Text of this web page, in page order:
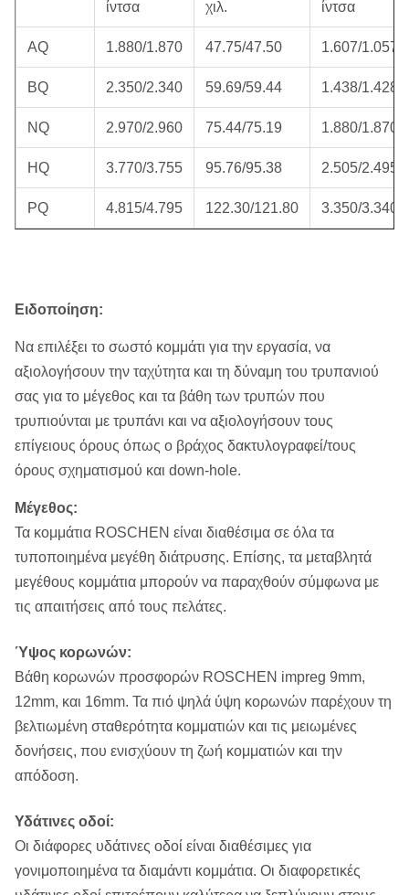
ίντσα χιλ. ίντσα
AQ 1.880/1.870 47.75/47.50 1.607/1.057
BQ 2.350/2.340 59.69/59.44 1.438/1.428
NQ 2.970/2.960 75.44/75.19 1.880/1.870
HQ 3.770/3.755 95.76/95.38 2.505/2.495
PQ 4.815/4.795 122.30/121.80 3.350/3.340
Ειδοποίηση:
Να επιλέξει το σωστό κομμάτι για την εργασία, να
αξιολογήσουν την ταχύτητα και τη δύναμη του τρυπανιού
σας για το μέγεθος και τα βάθη των τρυπών που
τρυπιούνται με τρυπάνι και να αξιολογήσουν τους
επίγειους όρους όπως ο βράχος δακτυλογραφεί/τους
όρους σχηματισμού και down-hole.
Μέγεθος:
Τα κομμάτια ROSCHEN είναι διαθέσιμα σε όλα τα
τυποποιημένα μεγέθη διάτρυσης. Επίσης, τα μεταβλητά
μεγέθους κομμάτια μπορούν να παραχθούν σύμφωνα με
τις απαιτήσεις από τους πελάτες.
Ύψος κορωνών:
Βάθη κορωνών προσφορών ROSCHEN impreg 9mm,
12mm, και 16mm. Τα πιό ψηλά ύψη κορωνών παρέχουν τη
βελτιωμένη σταθερότητα κομματιών και τις μειωμένες
δονήσεις, που ενισχύουν τη ζωή κομματιών και την
απόδοση.
Υδάτινες οδοί:
Οι διάφορες υδάτινες οδοί είναι διαθέσιμες για
γονιμοποιημένα τα διαμάντι κομμάτια. Οι διαφορετικές